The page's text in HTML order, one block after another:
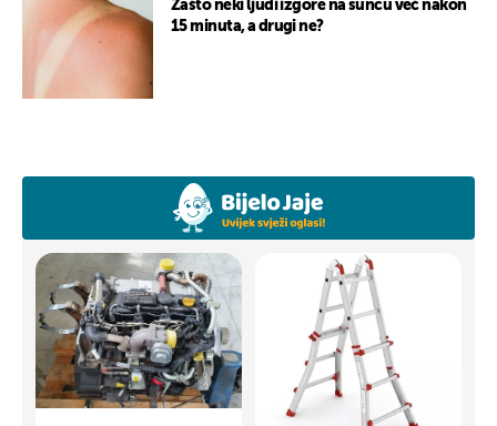
Zašto neki ljudi izgore na suncu već nakon
15 minuta, a drugi ne?